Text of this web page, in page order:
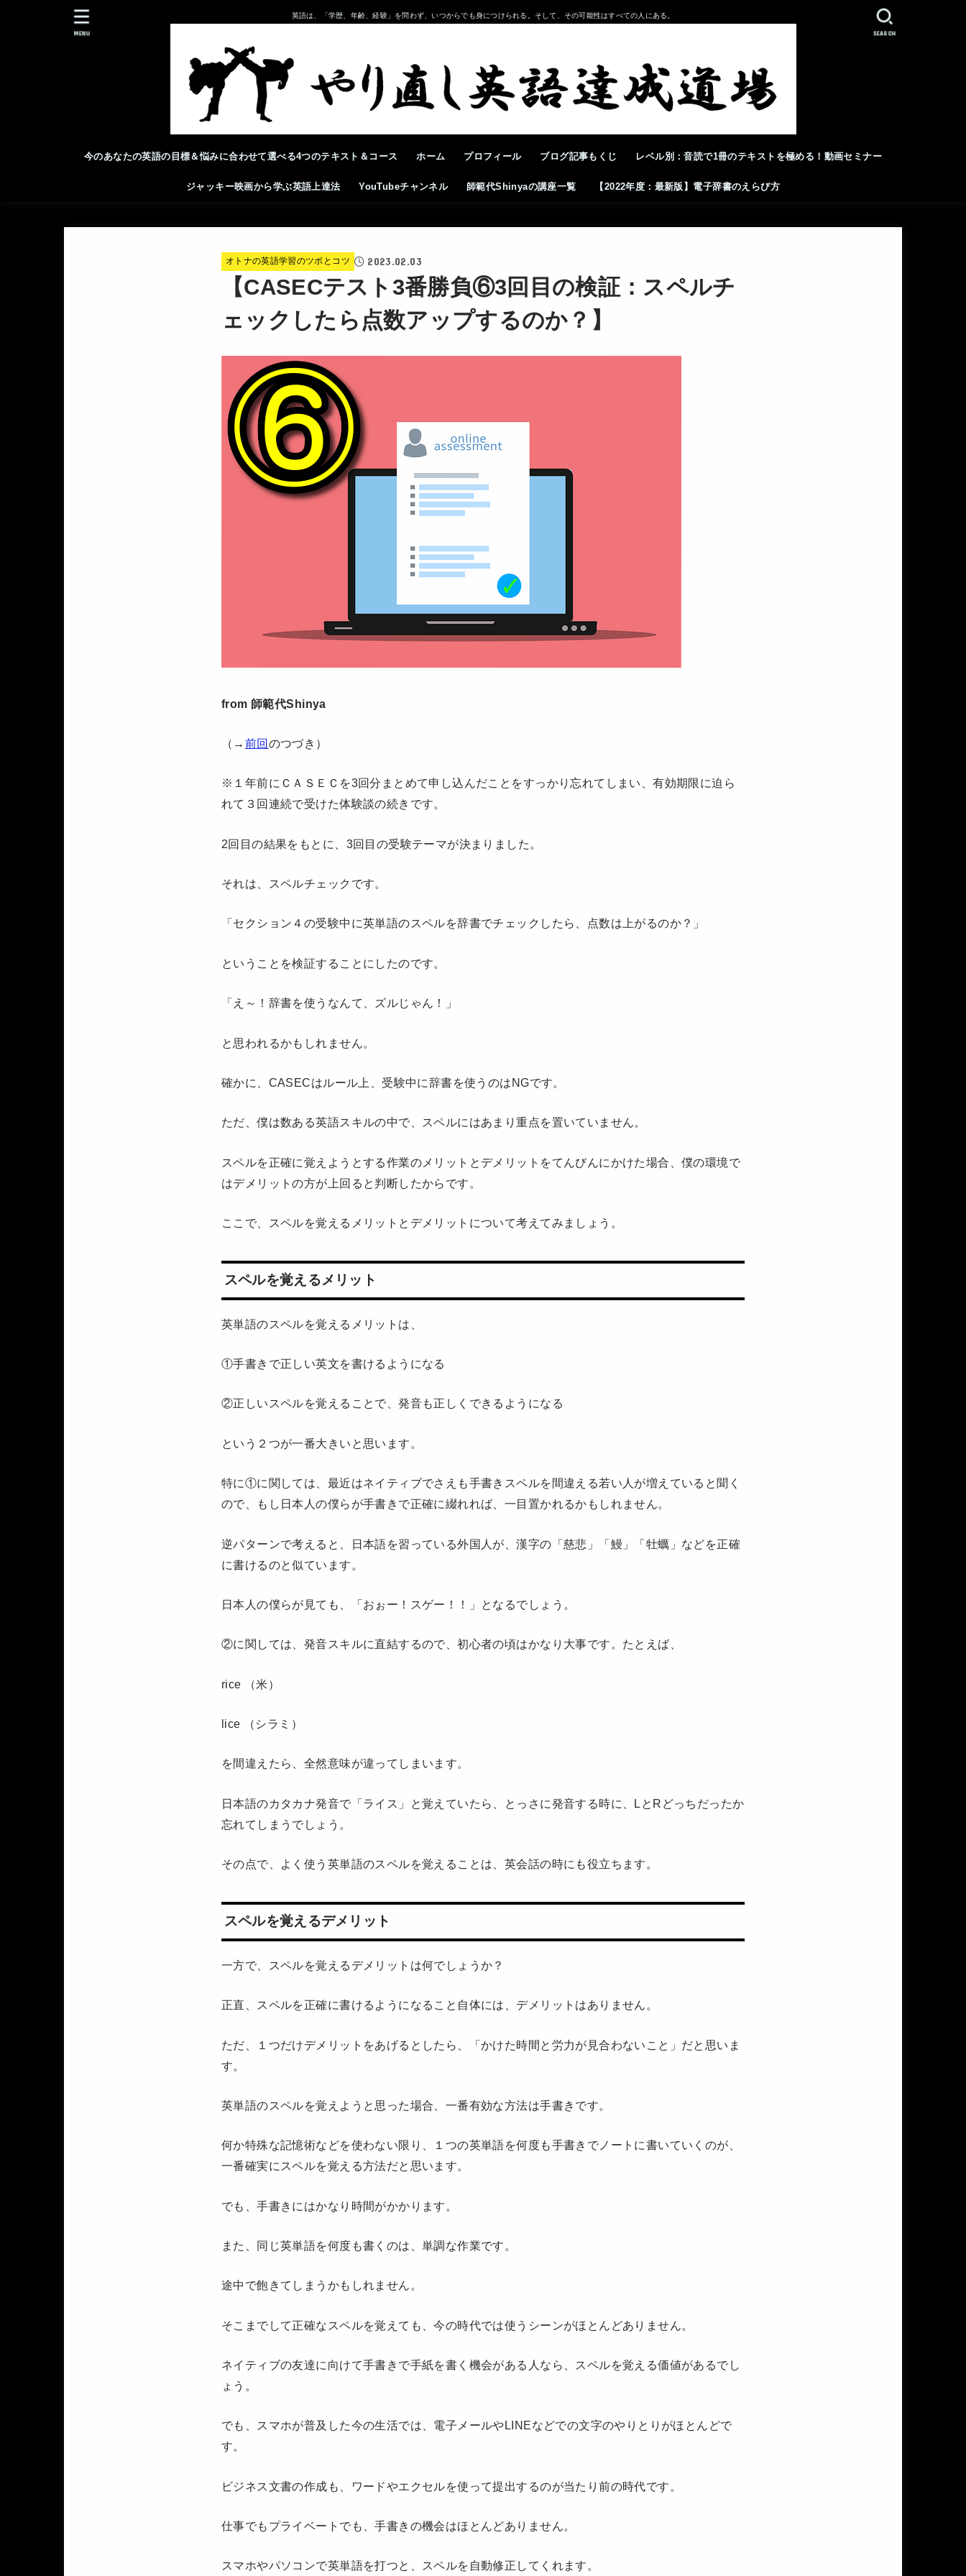
英語は、「学歴、年齢、経験」を問わず、いつからでも身につけられる。そして、その可能性はすべての人にある。
今のあなたの英語の目標＆悩みに合わせて選べる4つのテキスト＆コース ホーム プロフィール ブログ記事もくじ レベル別：音読で1冊のテキストを極める！動画セミナー
ジャッキー映画から学ぶ英語上達法 YouTubeチャンネル 師範代Shinyaの講座一覧 【2022年度：最新版】電子辞書のえらび方
SEARCH
MENU
オトナの英語学習のツボとコツ 2023.02.03
【CASECテスト3番勝負⑥3回目の検証：スペルチ
ェックしたら点数アップするのか？】
from 師範代Shinya
（→ 前回のつづき）
※１年前にＣＡＳＥＣを3回分まとめて申し込んだことをすっかり忘れてしまい、有効期限に迫ら
れて３回連続で受けた体験談の続きです。
2回目の結果をもとに、3回目の受験テーマが決まりました。
それは、スペルチェックです。
「セクション４の受験中に英単語のスペルを辞書でチェックしたら、点数は上がるのか？」
ということを検証することにしたのです。
「え～！辞書を使うなんて、ズルじゃん！」
と思われるかもしれません。
確かに、CASECはルール上、受験中に辞書を使うのはNGです。
ただ、僕は数ある英語スキルの中で、スペルにはあまり重点を置いていません。
スペルを正確に覚えようとする作業のメリットとデメリットをてんびんにかけた場合、僕の環境で
はデメリットの方が上回ると判断したからです。
ここで、スペルを覚えるメリットとデメリットについて考えてみましょう。
スペルを覚えるメリット
英単語のスペルを覚えるメリットは、
①手書きで正しい英文を書けるようになる
②正しいスペルを覚えることで、発音も正しくできるようになる
という２つが一番大きいと思います。
特に①に関しては、最近はネイティブでさえも手書きスペルを間違える若い人が増えていると聞く
ので、もし日本人の僕らが手書きで正確に綴れれば、一目置かれるかもしれません。
逆パターンで考えると、日本語を習っている外国人が、漢字の「慈悲」「鰻」「牡蠣」などを正確
に書けるのと似ています。
日本人の僕らが見ても、「おぉー！スゲー！！」となるでしょう。
②に関しては、発音スキルに直結するので、初心者の頃はかなり大事です。たとえば、
rice （米）
lice （シラミ）
を間違えたら、全然意味が違ってしまいます。
日本語のカタカナ発音で「ライス」と覚えていたら、とっさに発音する時に、LとRどっちだったか
忘れてしまうでしょう。
その点で、よく使う英単語のスペルを覚えることは、英会話の時にも役立ちます。
スペルを覚えるデメリット
一方で、スペルを覚えるデメリットは何でしょうか？
正直、スペルを正確に書けるようになること自体には、デメリットはありません。
ただ、１つだけデメリットをあげるとしたら、「かけた時間と労力が見合わないこと」だと思いま
す。
英単語のスペルを覚えようと思った場合、一番有効な方法は手書きです。
何か特殊な記憶術などを使わない限り、１つの英単語を何度も手書きでノートに書いていくのが、
一番確実にスペルを覚える方法だと思います。
でも、手書きにはかなり時間がかかります。
また、同じ英単語を何度も書くのは、単調な作業です。
途中で飽きてしまうかもしれません。
そこまでして正確なスペルを覚えても、今の時代では使うシーンがほとんどありません。
ネイティブの友達に向けて手書きで手紙を書く機会がある人なら、スペルを覚える価値があるでし
ょう。
でも、スマホが普及した今の生活では、電子メールやLINEなどでの文字のやりとりがほとんどで
す。
ビジネス文書の作成も、ワードやエクセルを使って提出するのが当たり前の時代です。
仕事でもプライベートでも、手書きの機会はほとんどありません。
スマホやパソコンで英単語を打つと、スペルを自動修正してくれます。